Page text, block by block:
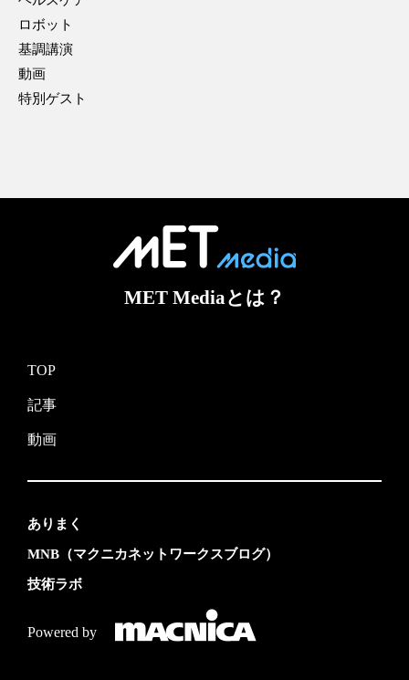
ロボット
基調講演
動画
特別ゲスト
MET Mediaとは？
TOP
記事
動画
ありまく
MNB（マクニカネットワークスブログ）
技術ラボ
Powered by